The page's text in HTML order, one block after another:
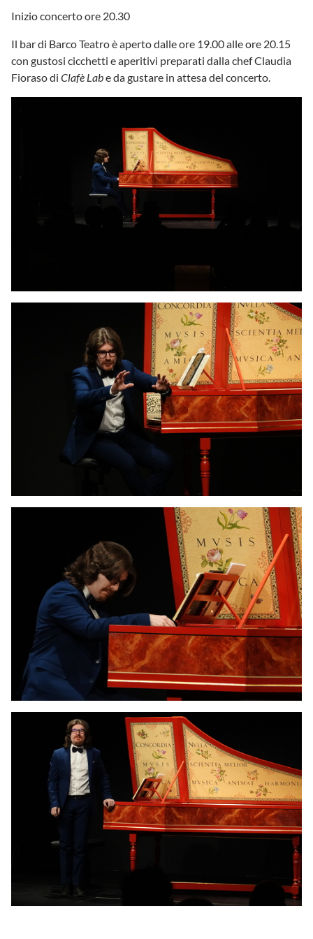
Inizio concerto ore 20.30
Il bar di Barco Teatro è aperto dalle ore 19.00 alle ore 20.15
con gustosi cicchetti e aperitivi preparati dalla chef Claudia
Fioraso di Clafè Labe da gustare in attesa del concerto.